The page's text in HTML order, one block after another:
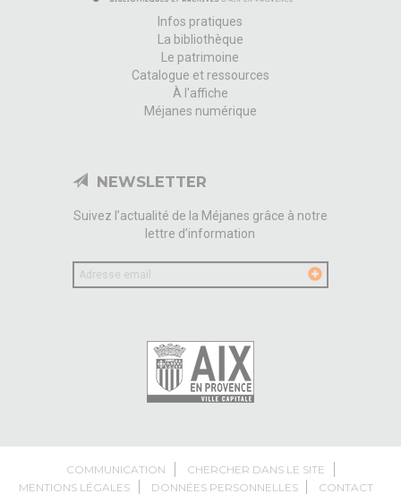
Infos pratiques
La bibliothèque
Le patrimoine
Catalogue et ressources
À l'affiche
Méjanes numérique
NEWSLETTER
Suivez l’actualité de la Méjanes grâce à notre
lettre d’information
email
COMMUNICATION
CHERCHER DANS LE SITE
MENTIONS LÉGALES
DONNÉES PERSONNELLES CONTACT